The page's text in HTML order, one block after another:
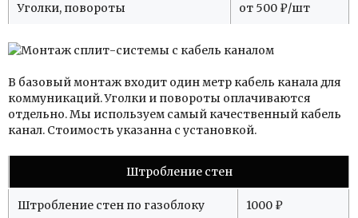
Уголки, повороты от 500 ₽/шт
В базовый монтаж входит один метр кабель канала для
коммуникаций. Уголки и повороты оплачиваются
отдельно. Мы используем самый качественный кабель
канал. Стоимость указанна с установкой.
Штробление стен
Штробление стен по газоблоку 1000 ₽